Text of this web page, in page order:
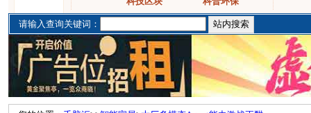
请输入查询关键词：